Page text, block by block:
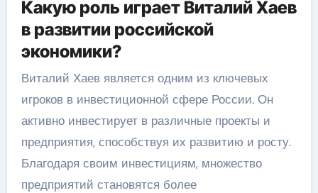
Какую роль играет Виталий Хаев
в развитии российской
экономики?
Виталий Хаев является одним из ключевых
игроков в инвестиционной сфере России. Он
активно инвестирует в различные проекты и
предприятия, способствуя их развитию и росту.
Благодаря своим инвестициям, множество
предприятий становятся более